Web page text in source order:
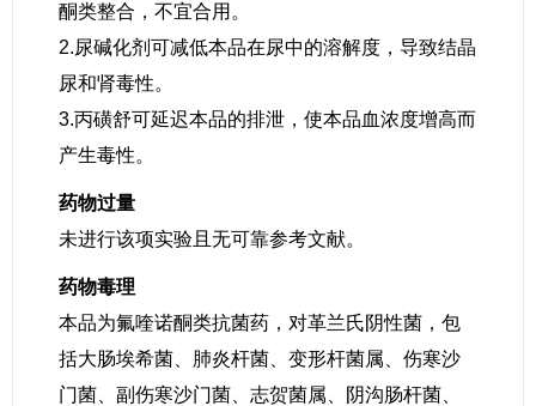
酮类整合，不宜合用。
2.尿碱化剂可减低本品在尿中的溶解度，导致结晶
尿和肾毒性。
3.丙磺舒可延迟本品的排泄，使本品血浓度增高而
产生毒性。
药物过量
未进行该项实验且无可靠参考文献。
药物毒理
本品为氟喹诺酮类抗菌药，对革兰氏阴性菌，包
括大肠埃希菌、肺炎杆菌、变形杆菌属、伤寒沙
门菌、副伤寒沙门菌、志贺菌属、阴沟肠杆菌、